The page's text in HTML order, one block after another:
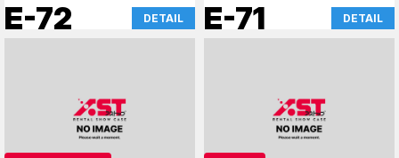
E-72 DETAIL E-71 DETAIL